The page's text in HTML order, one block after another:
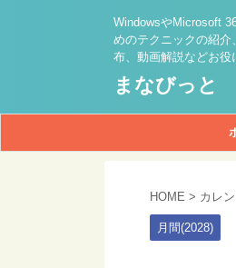
WindowsやMicrosoft
めのテクニックの紹
布、動画解説などお役
まなびっと
HOME > カレ
月間(2028)